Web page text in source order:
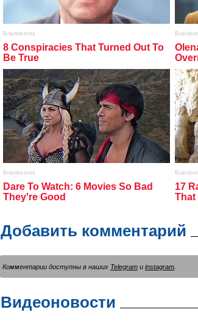
Добавить комментарий
Комментарии доступны в наших Telegram и instagram
Видеоновости